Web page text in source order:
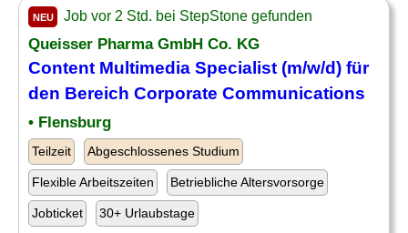
NEU Job vor 2 Std. bei StepStone gefunden
Queisser Pharma GmbH Co. KG
Content Multimedia Specialist (m/w/d) für
den Bereich Corporate Communications
• Flensburg
Teilzeit Abgeschlossenes Studium
Flexible Arbeitszeiten Betriebliche Altersvorsorge
Jobticket 30+ Urlaubstage